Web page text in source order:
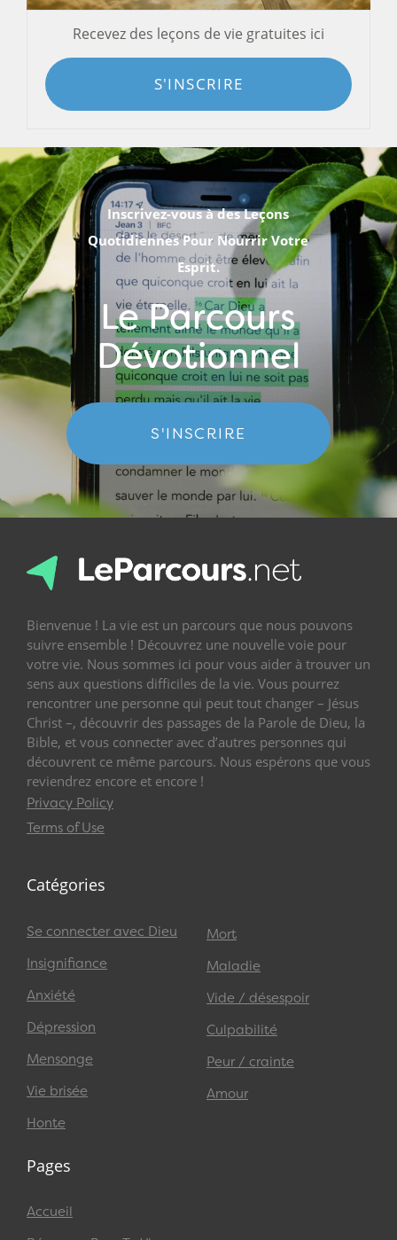
Recevez des leçons de vie gratuites ici
S'INSCRIRE
Inscrivez-vous à des Leçons
Quotidiennes Pour Nourrir Votre
Esprit.
Le Parcours
Dévotionnel
S'INSCRIRE
Bienvenue ! La vie est un parcours que nous pouvons
suivre ensemble ! Découvrez une nouvelle voie pour
votre vie. Nous sommes ici pour vous aider à trouver un
sens aux questions difficiles de la vie. Vous pourrez
rencontrer une personne qui peut tout changer – Jésus
Christ –, découvrir des passages de la Parole de Dieu, la
Bible, et vous connecter avec d’autres personnes qui
découvrent ce même parcours. Nous espérons que vous
reviendrez encore et encore !
Privacy Policy
Terms of Use
Catégories
Se connecter avec Dieu
Insignifiance
Anxiété
Dépression
Mensonge
Vie brisée
Honte
Mort
Maladie
Vide / désespoir
Culpabilité
Peur / crainte
Amour
Pages
Accueil